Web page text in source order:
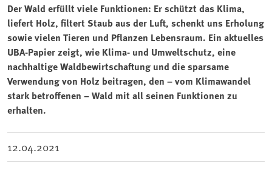
Der Wald erfüllt viele Funktionen: Er schützt das Klima,
liefert Holz, filtert Staub aus der Luft, schenkt uns Erholung
sowie vielen Tieren und Pflanzen Lebensraum. Ein aktuelles
UBA-Papier zeigt, wie ⁠Klima⁠- und Umweltschutz, eine
nachhaltige Waldbewirtschaftung und die sparsame
Verwendung von Holz beitragen, den – vom Klimawandel
stark betroffenen – Wald mit all seinen Funktionen zu
erhalten.
12.04.2021